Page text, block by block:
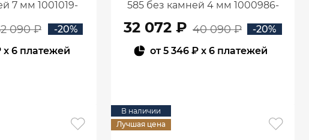
7 мм 1001019-
090 ₽
-20%
x 6 платежей
585 без камней 4 мм 1000986-
32 072 ₽ 40 090 ₽
-20%
от5 346 ₽x 6 платежей
В наличии
Лучшая цена